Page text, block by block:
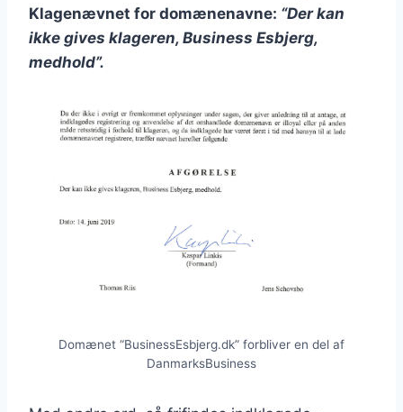
Klagenævnet for domænenavne: “Der kan
ikke gives klageren, Business Esbjerg,
medhold”.
Domænet “BusinessEsbjerg.dk” forbliver en del af
DanmarksBusiness